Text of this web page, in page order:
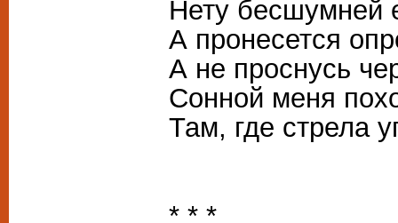
Нету бесшумней
А пронесется
А не проснусь
Сонной меня
Там, где стрела
* * *